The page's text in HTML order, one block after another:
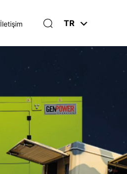
İletişim TR